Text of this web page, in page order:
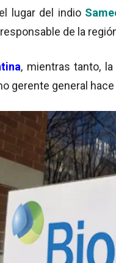
lugar del indio
de la
, mientras tanto,
gerente general hace